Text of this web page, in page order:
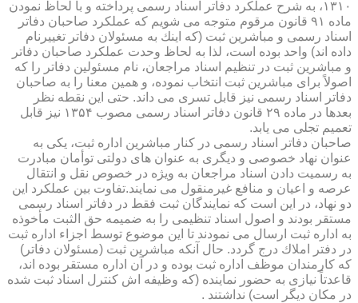
۱۳۱۰، به شرح عملكرد دفاتر اسناد رسمی پرداخته و با لحاظ نمودن
ماده ۹۱ قانون مرقوم متوجه می شویم كه عملكرد صاحبان دفاتر
اسناد رسمی و مباشرین ثبت (كه اینك به مسئولان دفاتر تغییرنام
داده اند) واحد بوده است، لذا به لحاظ وحدت عملكرد صاحبان دفاتر
و مباشرین ثبت در تنظیم اسناد مراجعان، نام مسئولین دفاتر را كه
اصولاً برای مباشرین ثبت انتخاب نموده، و همین معنا را به صاحبان
دفاتر اسناد رسمی نیز قابل تسری می داند. حتی این نقطه نظر
بعدها در ماده ۲۹ قانون دفاتر اسناد رسمی مصوب ۱۳۵۴ نیز قابل
تعمیم تجلی می یابد.
صاحبان دفاتر اسناد رسمی در كنار مباشرین اداره ثبت، یكی به
عنوان نهاد خصوصی و دیگری به عنوان های دولتی توأمان مبادرت
به رسمیت دادن اسناد مراجعان به ویژه در خصوص نقل و انتقال
عرصه و اعیان و منافع غیرمنقول می نمایند.تفاوت بین عملكرد این
دو نهاد، در این است كه نمایندگان ثبت فقط در دفاتر اسناد رسمی
مستقر بودند و اصول اسناد تنظیمی را به ضمیمه حق الثبت مأخوذه
به اداره ثبت ارسال می نمودند تا این موضوع توسط اجزاء اداره ثبت
در دفتر املاك درج گردد. حال آنكه مباشرین ثبت (مسئولان دفاتر)
كه كارمندان موظف اداره ثبت بوده و در آن اداره مستقر بوده اند،
قاعدتاً نیازی به حضور نماینده (كه وظیفه اش كنترل اسناد ثبت شده
در مكان دیگر است) نداشتند .